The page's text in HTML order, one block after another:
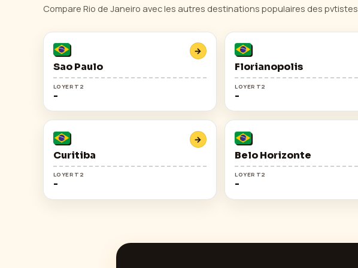
Compare Rio de Janeiro avec les autres destinations populaires des pvtistes.
Sao Paulo
→
LOYER T2
-
Florianopolis
LOYER T2
-
Curitiba
→
LOYER T2
-
Belo Horizonte
LOYER T2
-